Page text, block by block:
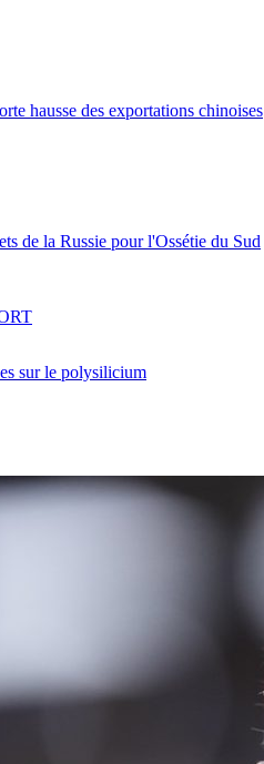
hausse des exportations chinoises
de la Russie pour l'Ossétie du Sud
sur le polysilicium